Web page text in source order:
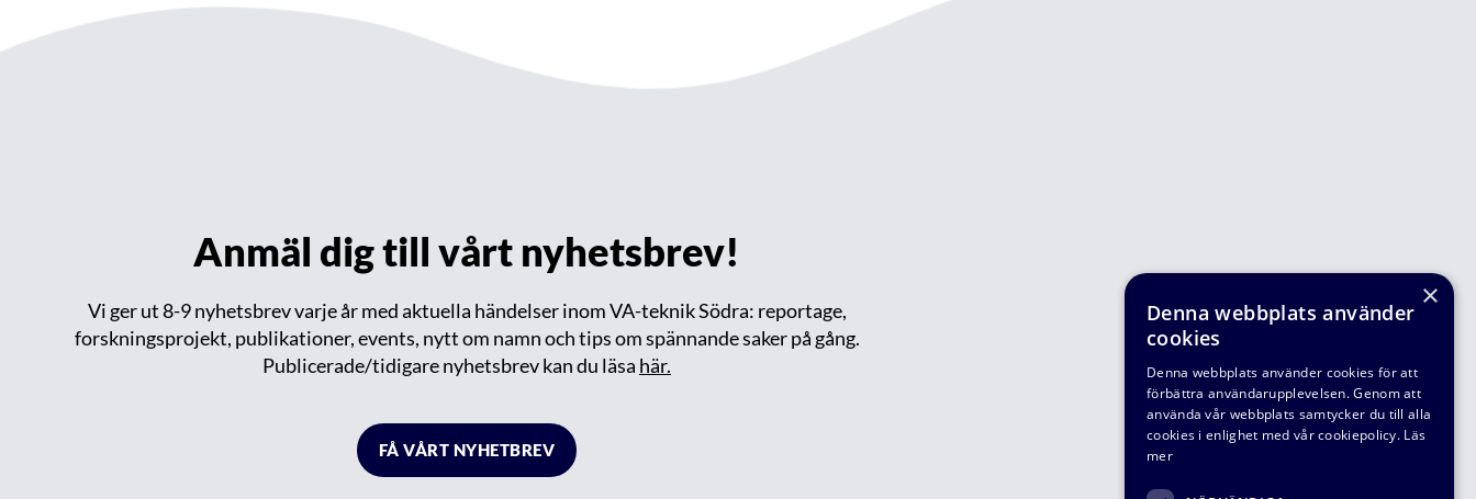
Anmäl dig till vårt nyhetsbrev!
Vi ger ut 8-9 nyhetsbrev varje år med aktuella händelser inom VA-teknik Södra: reportage,
forskningsprojekt, publikationer, events, nytt om namn och tips om spännande saker på gång.
Publicerade/tidigare nyhetsbrev kan du läsa här.
FÅ VÅRT NYHETBREV
×
Denna webbplats använder
cookies
Denna webbplats använder cookies för att
förbättra användarupplevelsen. Genom att
använda vår webbplats samtycker du till alla
cookies i enlighet med vår cookiepolicy. Läs
mer